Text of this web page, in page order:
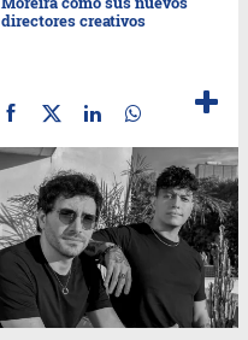
directores creativos